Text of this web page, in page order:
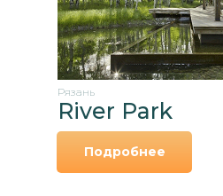
Рязань
Подробнее
River Park